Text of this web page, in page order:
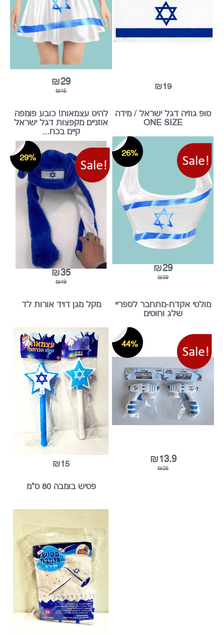
₪19
36%
₪45
גוזיה דגל ישראל / מידה
ONE SIZE
26%
₪29
₪39
להיט עצמאות! כובע פומפה
אוזניים מקפצות דגל ישראל
קיים בכח...
29%
₪35
₪49
אקדח-מתחבר לספריי
שלג וחוטים
מקל מגן דויד אורות לד
₪15
פטיש בומבה 80 ס"מ